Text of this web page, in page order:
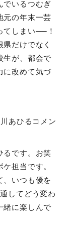
でいるつむぎ
元の年末一芸
てしまい──！
だけでなく
生が、都会で
に改めて気づ
あひるコメン
るです。お笑
担当です。
、いつも優を
してどう変わ
緒に楽しんで